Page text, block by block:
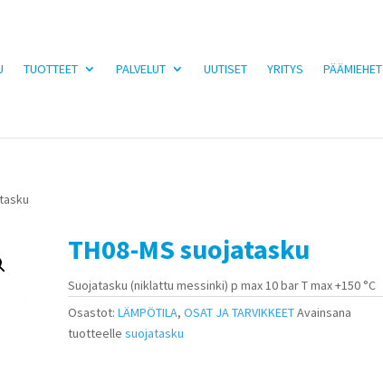
TUOTTEET PALVELUT UUTISET YRITYS PÄÄMIEHET
TH08-MS suojatasku
Suojatasku (niklattu messinki) p max 10 bar T max +150 °C
Osastot:LÄMPÖTILA,OSAT JA TARVIKKEETAvainsana
tuotteellesuojatasku